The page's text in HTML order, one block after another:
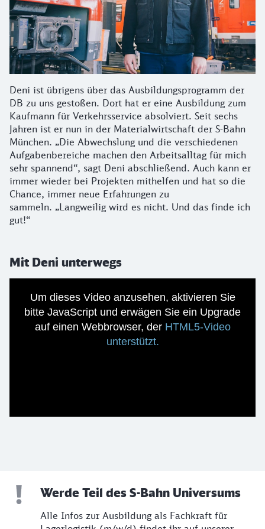
Deni ist übrigens über das Ausbildungsprogramm der
DB zu uns gestoßen. Dort hat er eine Ausbildung zum
Kaufmann für Verkehrsservice absolviert. Seit sechs
Jahren ist er nun in der Materialwirtschaft der S-Bahn
München. „Die Abwechslung und die verschiedenen
Aufgabenbereiche machen den Arbeitsalltag für mich
sehr spannend“, sagt Deni abschließend. Auch kann er
immer wieder bei Projekten mithelfen und hat so die
Chance, immer neue Erfahrungen zu
sammeln. „Langweilig wird es nicht. Und das finde ich
gut!“
Mit Deni unterwegs
Um dieses Video anzusehen, aktivieren Sie
bitte JavaScript und erwägen Sie ein Upgrade
auf einen Webbrowser, der HTML5-Video
unterstützt.
Werde Teil des S-Bahn Universums
Alle Infos zur Ausbildung als Fachkraft für